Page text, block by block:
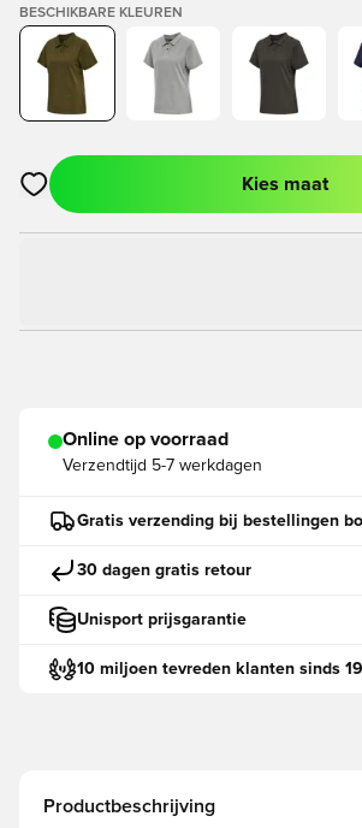
BESCHIKBARE KLEUREN
Opent een venster om in te loggen of je
Kies maat
Online op voorraad
Verzendtijd 5-7 werkdagen
Gratis verzending bij bestellingen
30 dagen gratis retour
Unisport prijsgarantie
10 miljoen tevreden klanten sinds
Productbeschrijving